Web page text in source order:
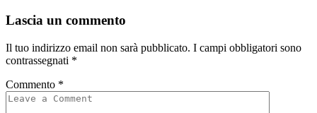
Lascia un commento
Il tuo indirizzo email non sarà pubblicato. I campi obbligatori sono
contrassegnati *
Commento *